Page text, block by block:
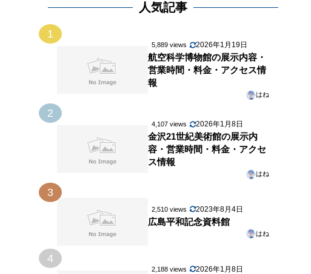
人気記事
1
5,889 views 2026年1月19日
航空科学博物館の展示内容・
営業時間・料金・アクセス情
報
はね
2
4,107 views 2026年1月8日
金沢21世紀美術館の展示内
容・営業時間・料金・アクセ
ス情報
はね
3
2,510 views 2023年8月4日
広島平和記念資料館
はね
4
2,188 views 2026年1月8日